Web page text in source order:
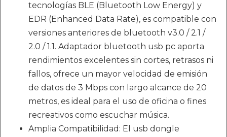
tecnologías BLE (Bluetooth Low Energy) y
EDR (Enhanced Data Rate), es compatible con
versiones anteriores de bluetooth v3.0 / 2.1 /
2.0 / 1.1. Adaptador bluetooth usb pc aporta
rendimientos excelentes sin cortes, retrasos ni
fallos, ofrece un mayor velocidad de emisión
de datos de 3 Mbps con largo alcance de 20
metros, es ideal para el uso de oficina o fines
recreativos como escuchar música.
Amplia Compatibilidad: El usb dongle